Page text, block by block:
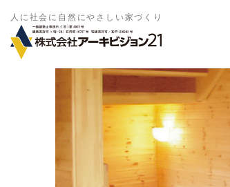
人に社会に自然にやさしい家づくり